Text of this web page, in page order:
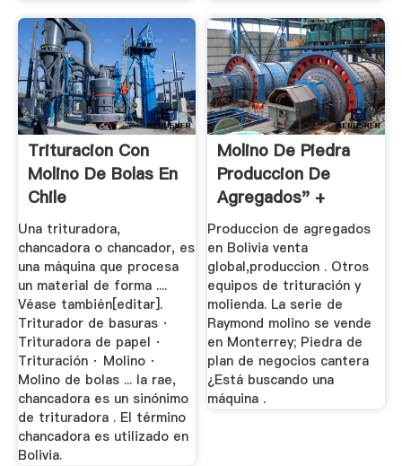
Trituracion Con
Molino De Bolas En
Chile
Una trituradora,
chancadora o chancador, es
una máquina que procesa
un material de forma ....
Véase también[editar].
Triturador de basuras ·
Trituradora de papel ·
Trituración · Molino ·
Molino de bolas ... la rae,
chancadora es un sinónimo
de trituradora . El término
chancadora es utilizado en
Bolivia.
Molino De Piedra
Produccion De
Agregados" +
Global + Bolivia
Produccion de agregados
en Bolivia venta
global,produccion . Otros
equipos de trituración y
molienda. La serie de
Raymond molino se vende
en Monterrey; Piedra de
plan de negocios cantera
¿Está buscando una
máquina .